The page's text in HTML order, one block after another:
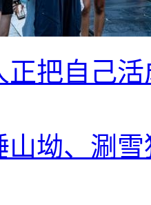
把自己活
山坳、涮